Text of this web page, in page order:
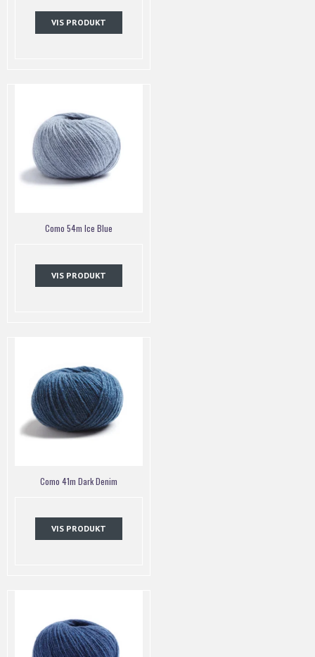
VIS PRODUKT
Como 54m Ice Blue
VIS PRODUKT
Como 41m Dark Denim
VIS PRODUKT